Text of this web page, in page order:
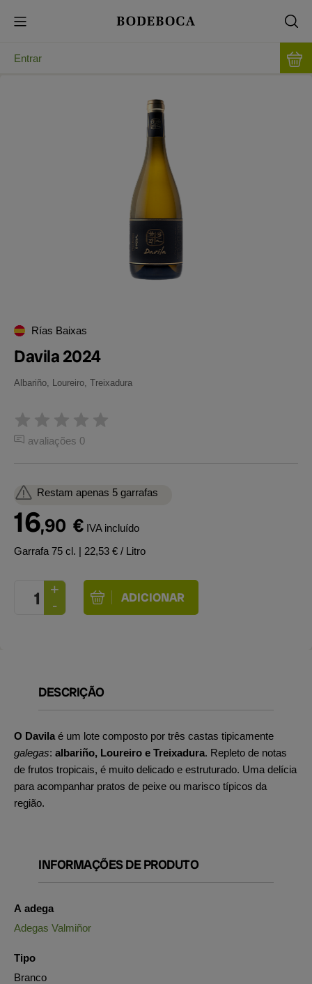
Entrar
Rías Baixas
Davila 2024
Albariño, Loureiro, Treixadura
avaliações 0
Restam apenas 5 garrafas
16,90 € IVA incluído
Garrafa 75 cl. | 22,53 € / Litro
DESCRIÇÃO
O Davila é um lote composto por três castas tipicamente
galegas: albariño, Loureiro e Treixadura. Repleto de notas
de frutos tropicais, é muito delicado e estruturado. Uma delícia
para acompanhar pratos de peixe ou marisco típicos da
região.
INFORMAÇÕES DE PRODUTO
A adega
Adegas Valmiñor
Tipo
Branco